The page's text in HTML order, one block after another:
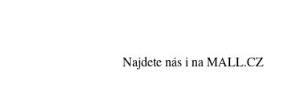
Najdete nás i na MALL.CZ